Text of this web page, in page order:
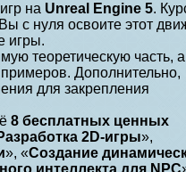
на Unreal Engine 5.
с нуля освоите этот
игры.
теоретическую часть, а
Дополнительно,
для закрепления
8 бесплатных ценных
2D-игры»,
», «Создание
интеллекта для NPC